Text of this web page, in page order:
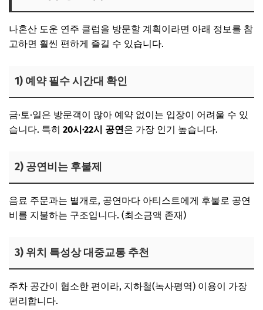
나혼산 도운 연주 클럽을 방문할 계획이라면 아래 정보를 참
고하면 훨씬 편하게 즐길 수 있습니다.
1) 예약 필수 시간대 확인
금·토·일은 방문객이 많아 예약 없이는 입장이 어려울 수 있
습니다. 특히 20시·22시 공연은 가장 인기 높습니다.
2) 공연비는 후불제
음료 주문과는 별개로, 공연마다 아티스트에게 후불로 공연
비를 지불하는 구조입니다. (최소금액 존재)
3) 위치 특성상 대중교통 추천
주차 공간이 협소한 편이라, 지하철(녹사평역) 이용이 가장
편리합니다.